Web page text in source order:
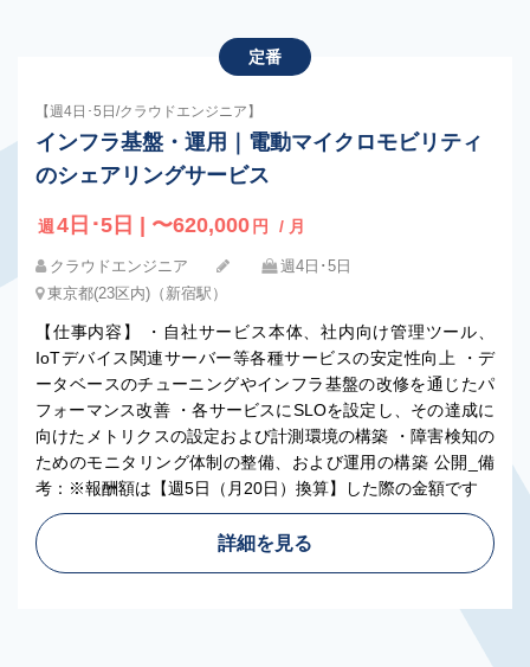
定番
【週4日･5日/クラウドエンジニア】
インフラ基盤・運用｜電動マイクロモビリティ
のシェアリングサービス
週 4日･5日 | 〜620,000 円 / 月
クラウドエンジニア
週4日･5日
東京都(23区内)（新宿駅）
【仕事内容】 ・自社サービス本体、社内向け管理ツール、
IoTデバイス関連サーバー等各種サービスの安定性向上 ・デ
ータベースのチューニングやインフラ基盤の改修を通じたパ
フォーマンス改善 ・各サービスにSLOを設定し、その達成に
向けたメトリクスの設定および計測環境の構築 ・障害検知の
ためのモニタリング体制の整備、および運用の構築 公開_備
考：※報酬額は【週5日（月20日）換算】した際の金額です
詳細を見る